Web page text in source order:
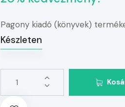
Pagony kiadó (könyvek)
Készleten